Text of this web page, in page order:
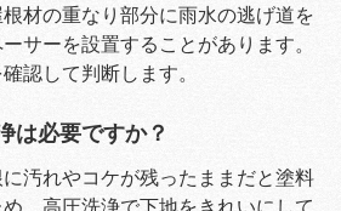
材の重なり部分に雨水の逃げ道を
サーを設置することがあります。
認して判断します。
は必要ですか？
汚れやコケが残ったままだと塗料
、高圧洗浄で下地をきれいにして